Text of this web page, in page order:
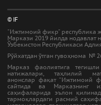
© IF
"Ижтимоий фикр" республика
Маркази 2019 йилда нодавлат
Ўзбекистон Республикаси
Рўйхатдан ўтган гувоҳнома №
Марказ фаолиятига
натижалари, таҳлилий
анонслар фақат “Ижтимоий
сайтида ва Марказнинг
саҳифаларида эълон
тармоқлардаги расмий